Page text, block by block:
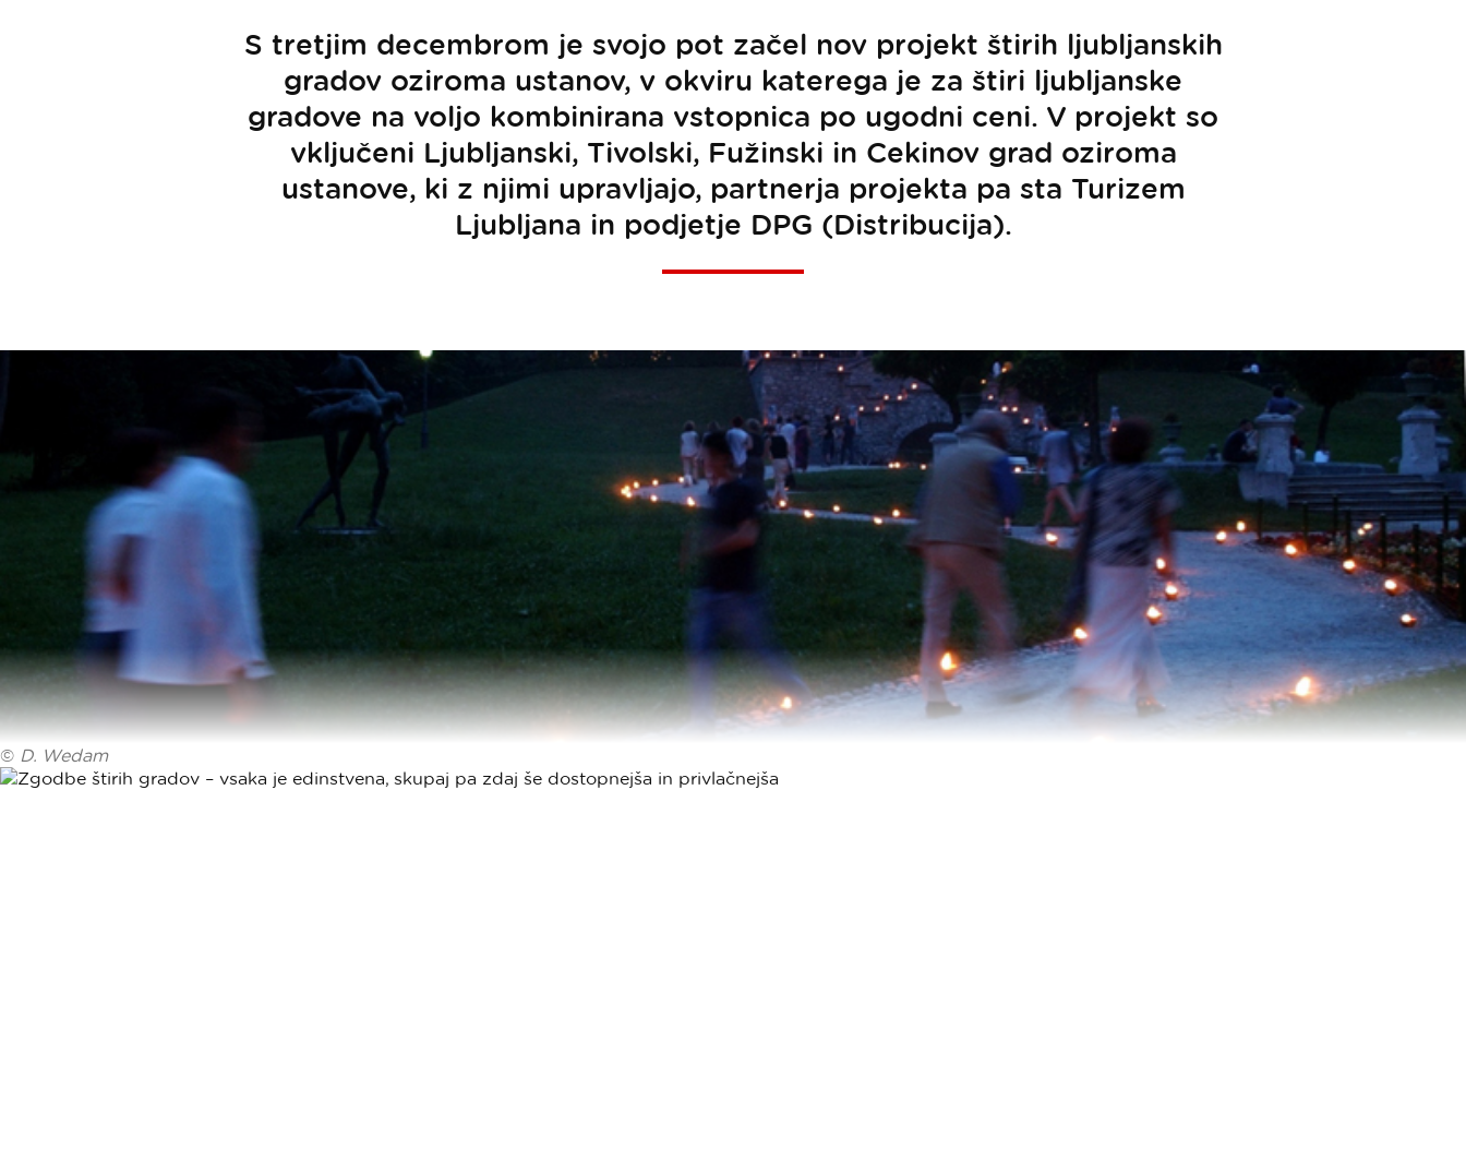
S tretjim decembrom je svojo pot začel nov projekt štirih ljubljanskih
gradov oziroma ustanov, v okviru katerega je za štiri ljubljanske
gradove na voljo kombinirana vstopnica po ugodni ceni. V projekt so
vključeni Ljubljanski, Tivolski, Fužinski in Cekinov grad oziroma
ustanove, ki z njimi upravljajo, partnerja projekta pa sta Turizem
Ljubljana in podjetje DPG (Distribucija).
© D. Wedam